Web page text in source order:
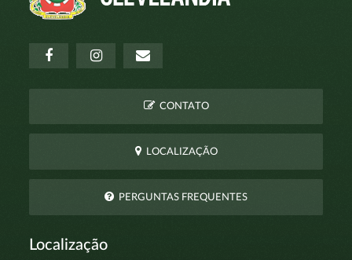
CONTATO
LOCALIZAÇÃO
PERGUNTAS FREQUENTES
Localização